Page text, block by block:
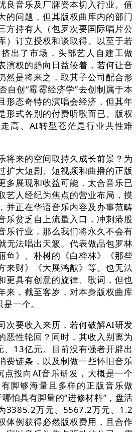
良音乐及厂牌资本切入行业。值
的问题，但其版权曲库内的部门
方持有人（包罗次要国际唱片公
）订立授权和谈取得。以至于若
出了市场，头部艺人自建工做
演权的趋向日益较着，若何让音
然是将来之，取其子公司配合形
自创“霉霉经济学”去创制属于本
形态奇特的演唱会经济，但其年
形式各别的付费听歌而已。版权
高、AI转型苍茫是行业共性难
来的空间取持久成长前景？为
扩大短剧、短视频和曲播的正版
多展现和收益可能，太合音乐已
艺人经纪为焦点的营业布局，摸
并正在华语音乐内容及办事范畴
乐贫乏自上流量入口，冲刺港股
乐行业，那么我们将永久不会有
无法唱出天籁。代表做品包罗林
鱼》、朴树的《白桦林》《那些
来财》《大展鸿猷》等。也无法
更具有创意的旋律、歌词，但也
来，截至客岁，对本身版权曲库
一个。
要收入来历，若何破解AI研发
恶性轮回？同时，其收入别离为
13亿元。目前没有强者开辟出
费链条，以及制做一些怀旧音乐
点投向AI音乐研发，大概是一个
脚够海量且多样的正版音乐做
怕具有脚量的“进修材料”，盘活
3385.2万元、5567.2万元、1.2
体例获得必然版权费用，且合作